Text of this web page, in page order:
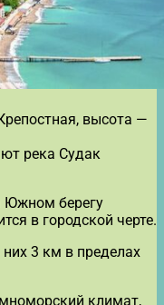
высота —
река Судак
Южном берегу
в городской черте.
3 км в пределах
климат,